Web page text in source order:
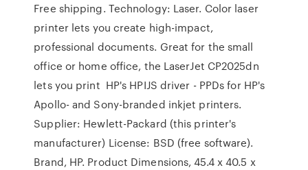
Free shipping. Technology: Laser. Color laser
printer lets you create high-impact,
professional documents. Great for the small
office or home office, the LaserJet CP2025dn
lets you print HP's HPIJS driver - PPDs for HP's
Apollo- and Sony-branded inkjet printers.
Supplier: Hewlett-Packard (this printer's
manufacturer) License: BSD (free software).
Brand, HP. Product Dimensions, 45.4 x 40.5 x